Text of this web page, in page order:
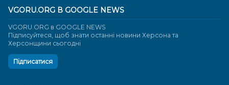
VGORU.ORG В GOOGLE NEWS
VGORU.ORG в GOOGLE NEWS
Підписуйтеся, щоб знати останні новини Херсона та
Херсонщини сьогодні
Підписатися